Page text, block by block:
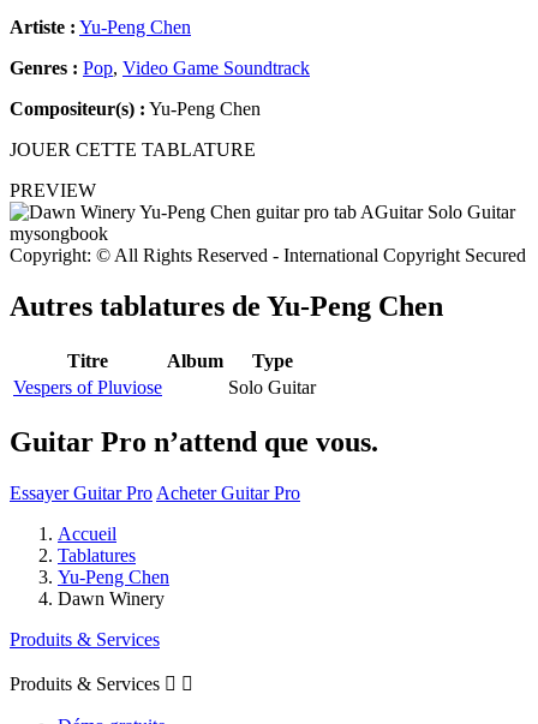
Artiste : Yu-Peng Chen
Genres : Pop, Video Game Soundtrack
Compositeur(s) : Yu-Peng Chen
JOUER CETTE TABLATURE
PREVIEW
Copyright: © All Rights Reserved - International Copyright Secured
Autres tablatures de Yu-Peng Chen
Titre Album
Type
Vespers of Pluviose
Solo Guitar
Guitar Pro n’attend que vous.
Essayer Guitar Pro Acheter Guitar Pro
Accueil
Tablatures
Yu-Peng Chen
Dawn Winery
Produits & Services
Produits & Services  